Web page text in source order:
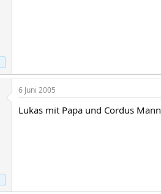
6 Juni 2005
Lukas mit Papa und Cordus Mann